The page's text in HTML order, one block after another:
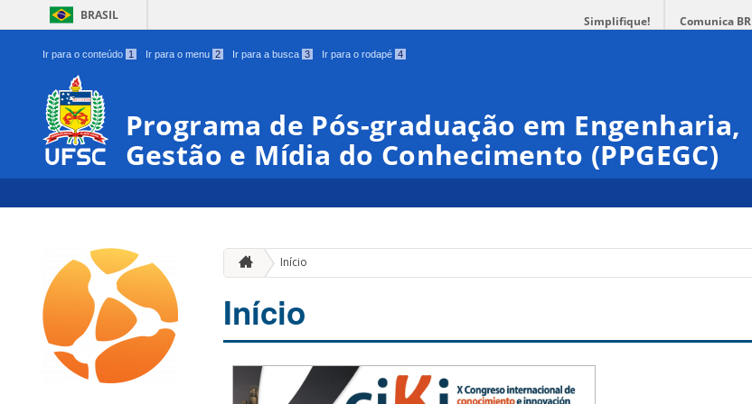
BRASIL Simplifique! Comunica BR
Ir para o conteúdo 1 Ir para o menu 2 Ir para a busca 3 Ir para o rodapé 4
Programa de Pós-graduação em Engenharia,
Gestão e Mídia do Conhecimento (PPGEGC)
Início
Início
00:00
01:00